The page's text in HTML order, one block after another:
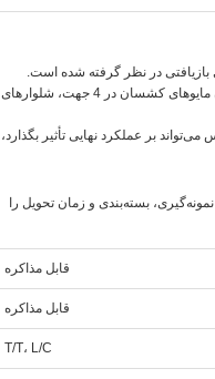
لباس‌های شنای بازیافتی در نظر گرفته شده است.
ترکیب آن 96% نایلون بازیافتی + 4% اسپندکس؛ وزن آن 200 گرم بر متر مربع؛ عرض آن 160 سانتی متر؛ کاربرد آن مایوهای کشسان در 4 جهت، شلوارهای
بر عملکرد نهایی تأثیر بگذارد،
بسته‌بندی و زمان تحویل را
قابل مذاکره
قابل مذاکره
T/T، L/C